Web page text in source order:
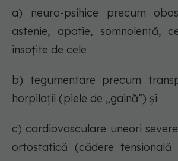
a) neuro-psihice precum
astenie, apatie, somnolență,
însoțite de cele
b) tegumentare precum
horpilații (piele de „gaină”) și
c) cardiovasculare uneori
ortostatică (cădere